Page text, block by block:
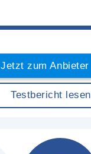
Jetzt zum Anbieter
Testbericht lesen